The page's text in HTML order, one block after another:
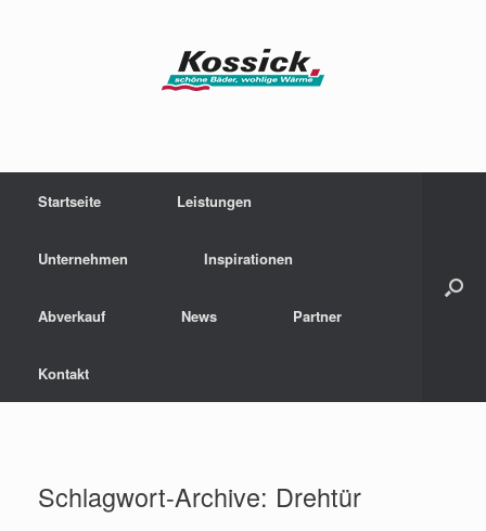
Startseite Leistungen
Unternehmen Inspirationen
Abverkauf News Partner
Kontakt
Schlagwort-Archive: Drehtür